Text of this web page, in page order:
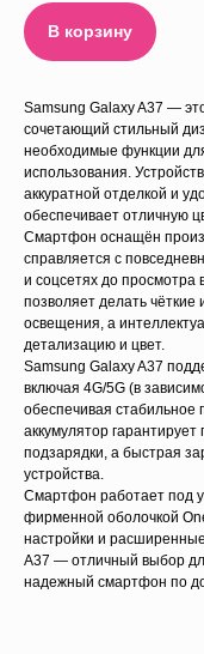
В корзину
Samsung Galaxy A37 —
сочетающий стильный
необходимые функции
использования.
аккуратной отделкой и
обеспечивает отличную
Смартфон оснащён
справляется с
и соцсетях до просмотра
позволяет делать
освещения, а
детализацию и цвет.
Samsung Galaxy A37
включая 4G/5G (в
обеспечивая стабильное
аккумулятор
подзарядки, а быстрая
устройства.
Смартфон работает под
фирменной оболочкой
настройки и
A37 — отличный выбор
надежный смартфон по
Для данного
рассрочка и
Свяжитесь с нами и
подробные условия
Узнать подробнее